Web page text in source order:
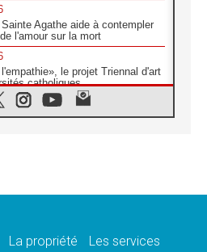
Agathe aide à contempler
l'amour sur la mort
le projet Triennal d'art
catholiques
donner la parole aux religieuses
La propriété Les services